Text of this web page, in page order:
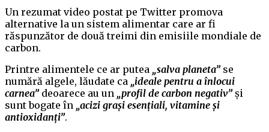
Un rezumat video postat pe Twitter promova
alternative la un sistem alimentar care ar fi
răspunzător de două treimi din emisiile mondiale de
carbon.
Printre alimentele ce ar putea „salva planeta” se
numără algele, lăudate ca „ideale pentru a înlocui
carnea” deoarece au un „profil de carbon negativ” și
sunt bogate în „acizi grași esențiali, vitamine și
antioxidanți”.